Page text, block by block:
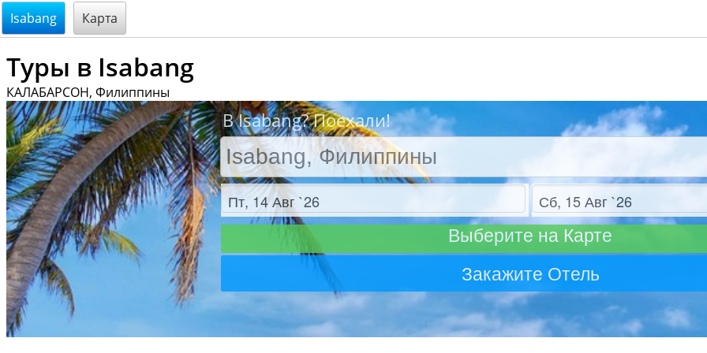
@endsectiom
Isabang Карта
Туры в Isabang
КАЛАБАРСОН, Филиппины
В Isabang? Поехали!
Заезд Отъезд
Выберите на Карте
Закажите Отель